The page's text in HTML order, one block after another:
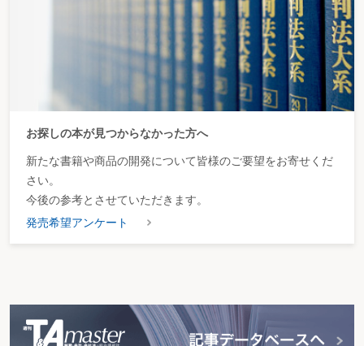
お探しの本が見つからなかった方へ
新たな書籍や商品の開発について皆様のご要望をお寄せくだ
さい。
今後の参考とさせていただきます。
発売希望アンケート